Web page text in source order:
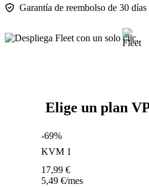
Garantía de reembolso de 30 días
Elige un plan
-69%
KVM 1
17,99 €
5,49 €/mes